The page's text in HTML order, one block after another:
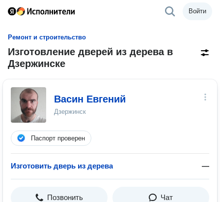
Войти
Ремонт и строительство
Изготовление дверей из дерева в
Дзержинске
Васин Евгений
Дзержинск
Паспорт проверен
Изготовить дверь из дерева —
Позвонить Чат